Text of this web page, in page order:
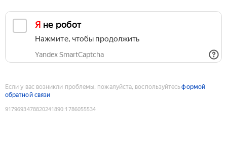
Я не робот
Нажмите, чтобы продолжить
Yandex SmartCaptcha
Если у вас возникли проблемы, пожалуйста, воспользуйтесьформой
обратной связи
9179693478820241890:1786055534